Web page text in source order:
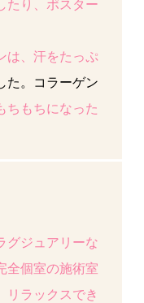
たり、ポスター
は、汗をたっぷ
た。コラーゲン
ちもちになった
グジュアリーな
全個室の施術室
リラックスでき